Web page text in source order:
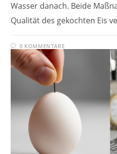
Wasser danach. Beide
Qualität des gekochten Eis
0 KOMMENTARE